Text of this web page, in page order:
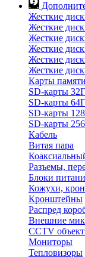
Жесткие
Жесткие
Жесткие
Жесткие
Жесткие
Жесткие
Карты памяти
SD-карты
SD-карты
SD-карты
SD-карты
Кабель
Витая пара
Разъемы,
Блоки
Кожухи,
Кронштейны
Распред
Внешние
CCTV
Мониторы
Тепловизоры